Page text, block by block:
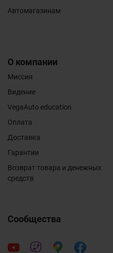
Автомагазинам
О компании
Миссия
Видение
VegaAuto education
Оплата
Доставка
Гарантии
Возврат товара и денежных
средств
Сообщества